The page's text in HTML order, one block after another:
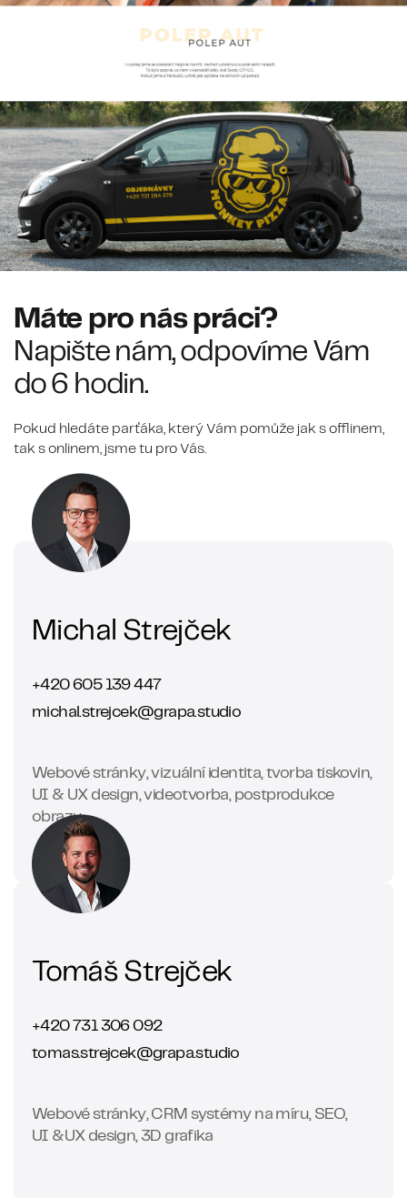
Máte pro nás práci?
Napište nám, odpovíme Vám
do 6 hodin.
Pokud hledáte parťáka, který Vám pomůže jak s offlinem,
tak s onlinem, jsme tu pro Vás.
Michal Strejček
+420 605 139 447
michal.strejcek@grapa.studio
Webové stránky, vizuální identita, tvorba tiskovin,
UI & UX design, videotvorba, postprodukce
obrazu
Tomáš Strejček
+420 731 306 092
tomas.strejcek@grapa.studio
Webové stránky, CRM systémy na míru, SEO,
UI &UX design, 3D grafika